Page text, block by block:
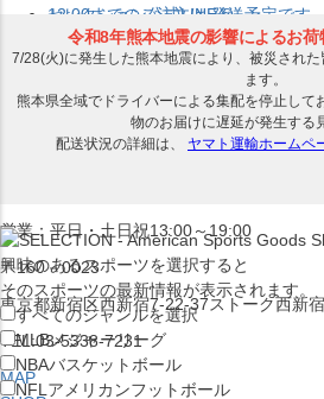
セレクション公式LINE@
営業：平日・土日祝13:00～19:00
〒160－0023
東京都新宿区西新宿7-22-37ストーク西新
TEL:03-5338-7231
MAP
12:00までのご注文は発送予定です。
在庫品は 1-3営業日内で発送!! ※お取
興味のあるスポーツを選択すると
そのスポーツの最新情報が表示されます。
すべてのジャンルを選択
MLBメジャーリーグ
NBAバスケットボール
NFL アメリカンフットボール